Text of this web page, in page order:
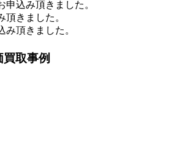
込み頂きました。
きました。
頂きました。
取事例